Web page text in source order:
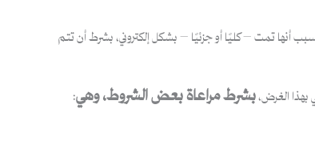
أنها تمت – كليًا أو جزئيًا – بشكل إلكتروني، بشرط أن تتم
بهذا الغرض،بشرط مراعاة بعض الشروط، وهي: